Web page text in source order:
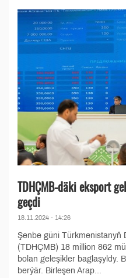
TDHÇMB-däki eksport
geçdi
18.11.2024 - 14:26
Şenbe güni Türkmenistanyň
(TDHÇMB) 18 million 862
bolan geleşikler baglaşyldy.
berýär. Birleşen Arap...